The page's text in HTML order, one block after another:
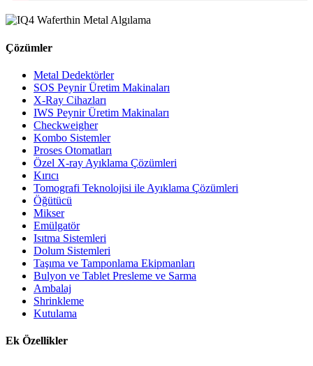
Çözümler
Metal Dedektörler
SOS Peynir Üretim Makinaları
X-Ray Cihazları
IWS Peynir Üretim Makinaları
Checkweigher
Kombo Sistemler
Proses Otomatları
Özel X-ray Ayıklama Çözümleri
Kırıcı
Tomografi Teknolojisi ile Ayıklama Çözümleri
Öğütücü
Mikser
Emülgatör
Isıtma Sistemleri
Dolum Sistemleri
Taşıma ve Tamponlama Ekipmanları
Bulyon ve Tablet Presleme ve Sarma
Ambalaj
Shrinkleme
Kutulama
Ek Özellikler